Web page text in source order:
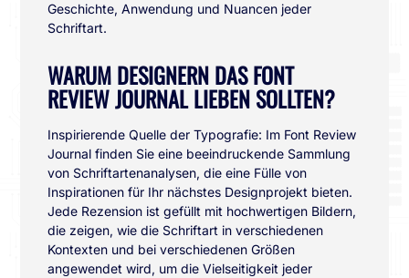
Geschichte, Anwendung und Nuancen jeder
Schriftart.
WARUM DESIGNERN DAS FONT
REVIEW JOURNAL LIEBEN SOLLTEN?
Inspirierende Quelle der Typografie: Im Font Review
Journal finden Sie eine beeindruckende Sammlung
von Schriftartenanalysen, die eine Fülle von
Inspirationen für Ihr nächstes Designprojekt bieten.
Jede Rezension ist gefüllt mit hochwertigen Bildern,
die zeigen, wie die Schriftart in verschiedenen
Kontexten und bei verschiedenen Größen
angewendet wird, um die Vielseitigkeit jeder